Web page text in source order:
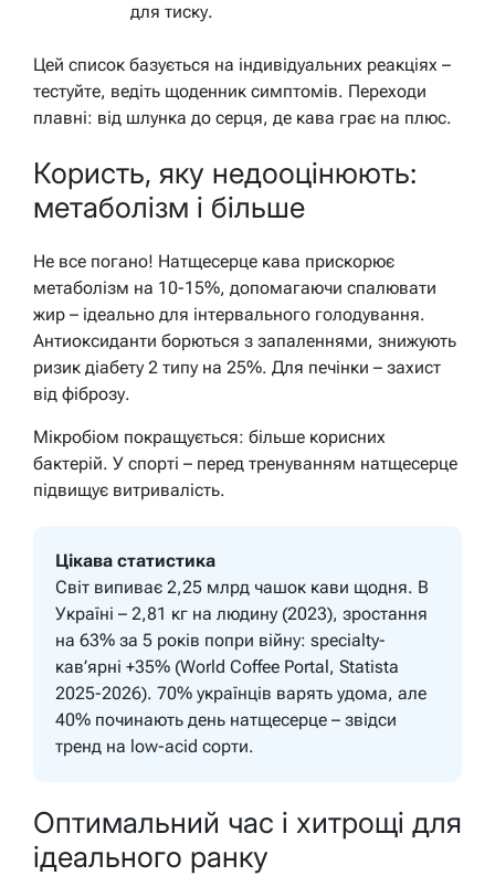
для тиску.
Цей список базується на індивідуальних реакціях –
тестуйте, ведіть щоденник симптомів. Переходи
плавні: від шлунка до серця, де кава грає на плюс.
Користь, яку недооцінюють:
метаболізм і більше
Не все погано! Натщесерце кава прискорює
метаболізм на 10-15%, допомагаючи спалювати
жир – ідеально для інтервального голодування.
Антиоксиданти борються з запаленнями, знижують
ризик діабету 2 типу на 25%. Для печінки – захист
від фіброзу.
Мікробіом покращується: більше корисних
бактерій. У спорті – перед тренуванням натщесерце
підвищує витривалість.
Цікава статистика
Світ випиває 2,25 млрд чашок кави щодня. В
Україні – 2,81 кг на людину (2023), зростання
на 63% за 5 років попри війну: specialty-
кав’ярні +35% (World Coffee Portal, Statista
2025-2026). 70% українців варять удома, але
40% починають день натщесерце – звідси
тренд на low-acid сорти.
Оптимальний час і хитрощі для
ідеального ранку